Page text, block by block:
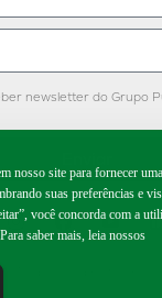
newsletter do Grupo
| Todos os direitos
nosso site para fornecer
suas preferências e
você concorda com a
saber mais, leia nossos